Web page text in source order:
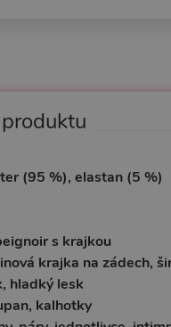
(95 %), elastan (5 %)
s krajkou
krajka na zádech,
hladký lesk
kalhotky